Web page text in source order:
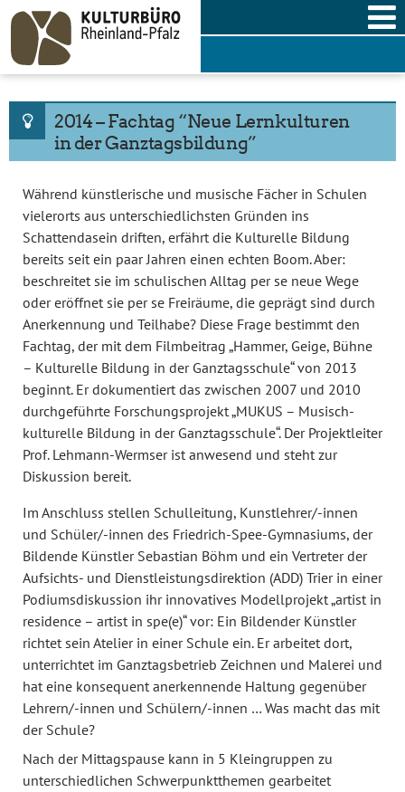
Skip
content
2014 – Fachtag “Neue Lernkulturen
in der Ganztagsbildung”
Während künstlerische und musische Fächer in Schulen
vielerorts aus unterschiedlichsten Gründen ins
Schattendasein driften, erfährt die Kulturelle Bildung
bereits seit ein paar Jahren einen echten Boom. Aber:
beschreitet sie im schulischen Alltag per se neue Wege
oder eröffnet sie per se Freiräume, die geprägt sind durch
Anerkennung und Teilhabe? Diese Frage bestimmt den
Fachtag, der mit dem Filmbeitrag „Hammer, Geige, Bühne
– Kulturelle Bildung in der Ganztagsschule“ von 2013
beginnt. Er dokumentiert das zwischen 2007 und 2010
durchgeführte Forschungsprojekt „MUKUS – Musisch-
kulturelle Bildung in der Ganztagsschule“. Der Projektleiter
Prof. Lehmann-Wermser ist anwesend und steht zur
Diskussion bereit.
Im Anschluss stellen Schulleitung, Kunstlehrer/-innen
und Schüler/-innen des Friedrich-Spee-Gymnasiums, der
Bildende Künstler Sebastian Böhm und ein Vertreter der
Aufsichts- und Dienstleistungsdirektion (ADD) Trier in einer
Podiumsdiskussion ihr innovatives Modellprojekt „artist in
residence – artist in spe(e)“ vor: Ein Bildender Künstler
richtet sein Atelier in einer Schule ein. Er arbeitet dort,
unterrichtet im Ganztagsbetrieb Zeichnen und Malerei und
hat eine konsequent anerkennende Haltung gegenüber
Lehrern/-innen und Schülern/-innen … Was macht das mit
der Schule?
Nach der Mittagspause kann in 5 Kleingruppen zu
unterschiedlichen Schwerpunktthemen gearbeitet